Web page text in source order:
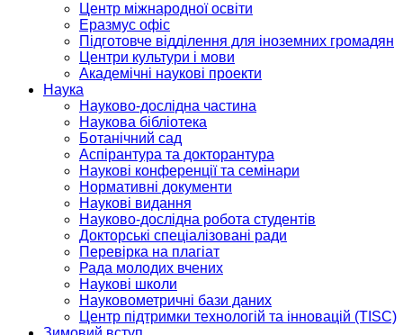
Центр міжнародної освіти
Еразмус офіс
Підготовче відділення для іноземних громадян
Центри культури і мови
Академічні наукові проекти
Наука
Науково-дослідна частина
Наукова бібліотека
Ботанічний сад
Аспірантура та докторантура
Наукові конференції та семінари
Нормативні документи
Наукові видання
Науково-дослідна робота студентів
Докторські спеціалізовані ради
Перевірка на плагіат
Рада молодих вчених
Наукові школи
Науковометричні бази даних
Центр підтримки технологій та інновацій (TISC)